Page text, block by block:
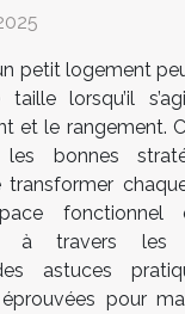
petit logement
lorsqu’il
et le rangement.
les bonnes
transformer
fonctionnel
à travers les
astuces
pour